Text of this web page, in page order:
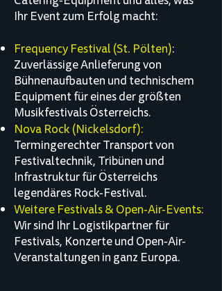
Ihr Event zum Erfolg macht:
Frequency Festival (St. Pölten):
Zuverlässige Anlieferung von
Bühnenaufbauten und technischem
Equipment für eines der größten
Musikfestivals Österreichs.
Nova Rock (Nickelsdorf):
Termingerechter Transport von
Festivaltechnik, Tribünen und
Infrastruktur für Österreichs
legendäres Rock-Festival.
Weitere Festivals & Open-Air-Events:
Wir sind Ihr Logistikpartner für
Festivals, Konzerte und Open-Air-
Veranstaltungen in ganz Europa.